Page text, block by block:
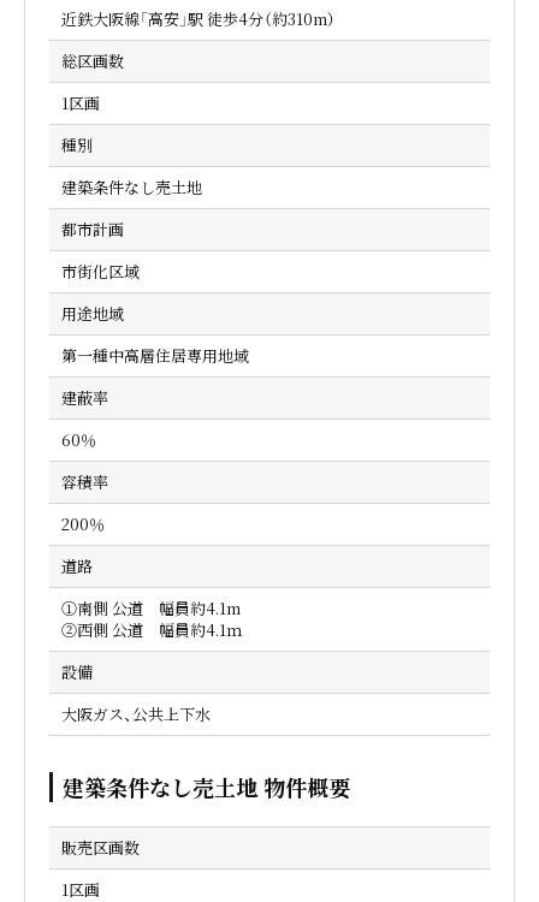
近鉄大阪線「高安」駅 徒歩4分（約310m）
総区画数
1区画
種別
建築条件なし売土地
都市計画
市街化区域
用途地域
第一種中高層住居専用地域
建蔽率
60％
容積率
200％
道路
①南側 公道 幅員約4.1m
②西側 公道 幅員約4.1ｍ
設備
大阪ガス、公共上下水
建築条件なし売土地 物件概要
販売区画数
1区画